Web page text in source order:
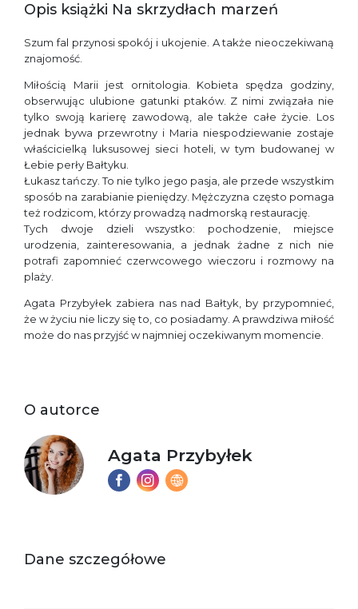
Opis książki Na skrzydłach marzeń
Szum fal przynosi spokój i ukojenie. A także nieoczekiwaną
znajomość.
Miłością Marii jest ornitologia. Kobieta spędza godziny,
obserwując ulubione gatunki ptaków. Z nimi związała nie
tylko swoją karierę zawodową, ale także całe życie. Los
jednak bywa przewrotny i Maria niespodziewanie zostaje
właścicielką luksusowej sieci hoteli, w tym budowanej w
Łebie perły Bałtyku.
Łukasz tańczy. To nie tylko jego pasja, ale przede wszystkim
sposób na zarabianie pieniędzy. Mężczyzna często pomaga
też rodzicom, którzy prowadzą nadmorską restaurację.
Tych dwoje dzieli wszystko: pochodzenie, miejsce
urodzenia, zainteresowania, a jednak żadne z nich nie
potrafi zapomnieć czerwcowego wieczoru i rozmowy na
plaży.
Agata Przybyłek zabiera nas nad Bałtyk, by przypomnieć,
że w życiu nie liczy się to, co posiadamy. A prawdziwa miłość
może do nas przyjść w najmniej oczekiwanym momencie.
O autorce
Agata Przybyłek
Dane szczegółowe